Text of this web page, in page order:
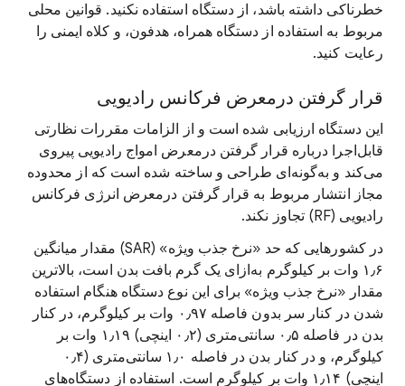
خطرناکی داشته باشد، از دستگاه استفاده نکنید. قوانین محلی
مربوط به استفاده از دستگاه همراه، هدفون، و کلاه ایمنی را
رعایت کنید.
قرار گرفتن درمعرض فرکانس رادیویی
این دستگاه ارزیابی شده است و از الزامات مقررات نظارتی
قابل‌اجرا درباره قرار گرفتن درمعرض امواج رادیویی پیروی
می‌کند و به‌گونه‌ای طراحی و ساخته شده است که از محدوده
مجاز انتشار مربوط به قرار گرفتن درمعرض انرژی فرکانس
رادیویی (RF) تجاوز نکند.
در کشورهایی که حد «نرخ جذب ویژه» (SAR) مقدار میانگین
۱٫۶ وات بر کیلوگرم به‌ازای یک گرم بافت بدن است، بالاترین
مقدار «نرخ جذب ویژه» برای این نوع دستگاه هنگام استفاده
شدن در کنار سر بدون فاصله ۰٫۹۷ وات بر کیلوگرم، در کنار
بدن در فاصله ۰٫۵ سانتی‌متری (۰٫۲ اینچی) ۱٫۱۹ وات بر
کیلوگرم، و در کنار بدن در فاصله ۱٫۰ سانتی‌متری (۰٫۴
اینچی) ۱٫۱۴ وات بر کیلوگرم است. استفاده از دستگاه‌های